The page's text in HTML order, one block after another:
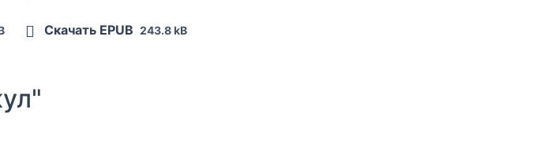
Скачать EPUB 243.8 kB